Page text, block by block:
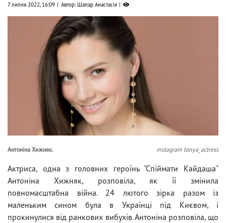
7 липня 2022, 16:09 Автор: Шапар Анастасія
Антоніна Хижняк. instagram tonya_actress
Актриса, одна з головних героїнь "Спіймати Кайдаша"
Антоніна Хижняк, розповіла, як її змінила
повномасштабна війна. 24 лютого зірка разом із
маленьким сином була в Українці під Києвом, і
прокинулися від ранкових вибухів. Антоніна розповіла, що